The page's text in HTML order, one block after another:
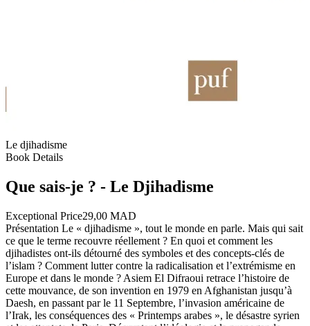
Le djihadisme
Book Details
Que sais-je ? - Le Djihadisme
Exceptional Price29,00 MAD
Présentation Le « djihadisme », tout le monde en parle. Mais qui sait
ce que le terme recouvre réellement ? En quoi et comment les
djihadistes ont-ils détourné des symboles et des concepts-clés de
l’islam ? Comment lutter contre la radicalisation et l’extrémisme en
Europe et dans le monde ? Asiem El Difraoui retrace l’histoire de
cette mouvance, de son invention en 1979 en Afghanistan jusqu’à
Daesh, en passant par le 11 Septembre, l’invasion américaine de
l’Irak, les conséquences des « Printemps arabes », le désastre syrien